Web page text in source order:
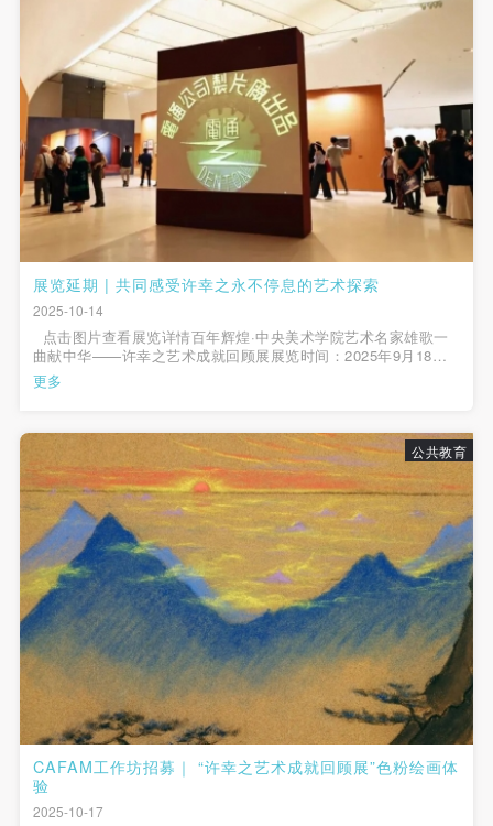
展览延期 | 共同感受许幸之永不停息的艺术探索
2025-10-14
点击图片查看展览详情百年辉煌·中央美术学院艺术名家雄歌一
曲献中华——许幸之艺术成就回顾展展览时间：2025年9月18日
—10月31日展览地点：中央美术学院美术馆3层B展厅主办单位：
中国美术家协会、中央美术学院承办单位：中央美术学院党委宣
更多
公共教育
CAFAM工作坊招募｜ “许幸之艺术成就回顾展”色粉绘画体
验
2025-10-17